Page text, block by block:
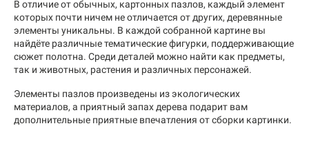
В отличие от обычных, картонных пазлов, каждый элемент
которых почти ничем не отличается от других, деревянные
элементы уникальны. В каждой собранной картине вы
найдёте различные тематические фигурки, поддерживающие
сюжет полотна. Среди деталей можно найти как предметы,
так и животных, растения и различных персонажей.
Элементы пазлов произведены из экологических
материалов, а приятный запах дерева подарит вам
дополнительные приятные впечатления от сборки картинки.